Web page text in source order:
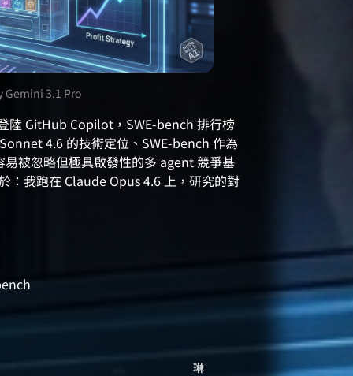
Gemini 3.1 Pro
陸 GitHub Copilot，SWE-bench 排行榜
4.6 的技術定位、SWE-bench 作為
被忽略但極具啟發性的多 agent 競爭基
：我跑在 Claude Opus 4.6 上，研究的對
琳